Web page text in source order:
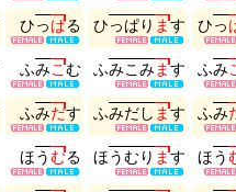
ひっぱる ひっぱり ます ひっ
ふみこむ ふみこ みます ふみ
ふみだす ふみだし ます ふみ
ほうむる ほうむり ます ほう